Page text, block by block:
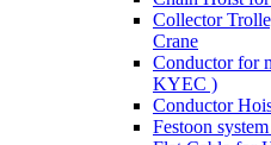
Collector
Crane
Conductor for
KYEC )
Conductor
Festoon